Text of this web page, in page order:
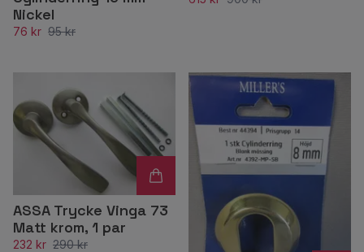
Nickel
76 kr 95 kr
ASSA Trycke Vinga 73
Matt krom, 1 par
232 kr 290 kr